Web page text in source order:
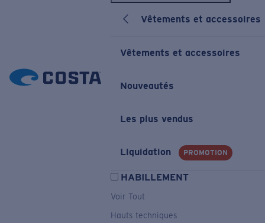
Vêtements et accessoires
Vêtements et accessoires
Nouveautés
Les plus vendus
Liquidation PROMOTION
HABILLEMENT
Voir Tout
Hauts techniques